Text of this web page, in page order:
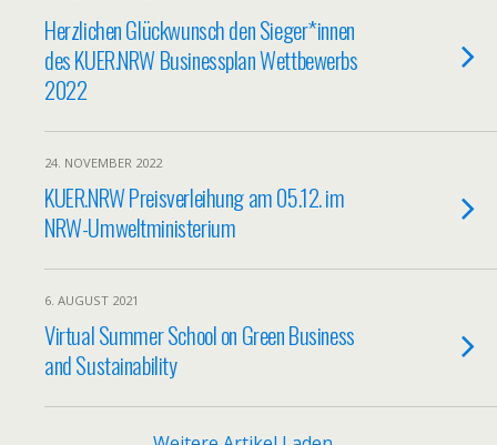
Herzlichen Glückwunsch den Sieger*innen
des KUER.NRW Businessplan Wettbewerbs
2022
24. NOVEMBER 2022
KUER.NRW Preisverleihung am 05.12. im
NRW-Umweltministerium
6. AUGUST 2021
Virtual Summer School on Green Business
and Sustainability